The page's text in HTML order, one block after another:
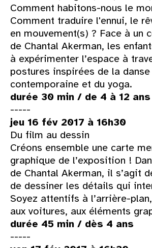
Comment habitons-nous le
Comment traduire l'ennui, le
en mouvement(s) ? Face à un
de Chantal Akerman, les
à expérimenter l’espace à
postures inspirées de la danse
contemporaine et du yoga.
durée 30 min / de 4 à 12 ans
-----
jeu 16 fév 2017 à 16h30
Du film au dessin
Créons ensemble une carte
graphique de l’exposition !
de Chantal Akerman, il s’agit
de dessiner les détails qui
Soyez attentifs à l’arrière-
aux voitures, aux éléments
durée 45 min / dès 4 ans
-----